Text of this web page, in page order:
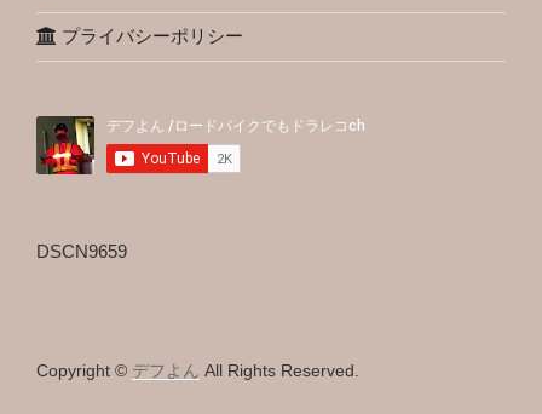
プライバシーポリシー
DSCN9659
Copyright © デフよん All Rights Reserved.